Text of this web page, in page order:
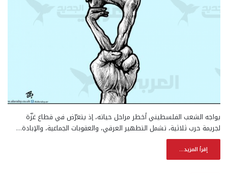
يواجه الشعب الفلسطيني أخطر مراحل حياته، إذ يتعرّض في قطاع غزّة
لجريمة حرب ثلاثية، تشمل التطهير العرقي، والعقوبات الجماعية، والإبادة…
إقرأ المزيد...